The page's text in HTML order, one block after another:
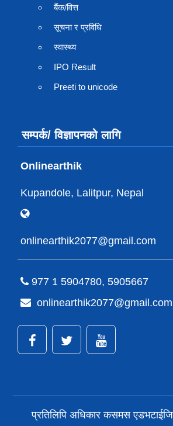
बैंक/वित्त
सूचना र प्रविधि
स्वास्थ्य
IPO Result
Preeti to unicode
सम्पर्क/ विज्ञापनको लागि
Onlinearthik
Kupandole, Lalitpur, Nepal
onlinearthik2077@gmail.com
977 1 5904780, 5905667
onlinearthik2077@gmail.com
प्रतिलिपि अधिकार कसमस